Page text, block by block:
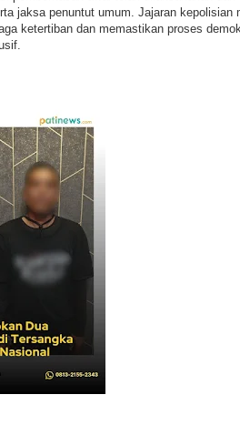
jaksa penuntut umum. Jajaran kepolisian
ketertiban dan memastikan proses